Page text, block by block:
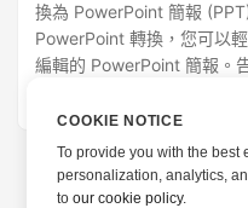
換為 PowerPoint 簡報
PowerPoint 轉換，您可以
編輯的 PowerPoint 簡報。
的潛力。
COOKIE NOTICE
To provide you with the best
personalization, analytics,
toour cookie policy.